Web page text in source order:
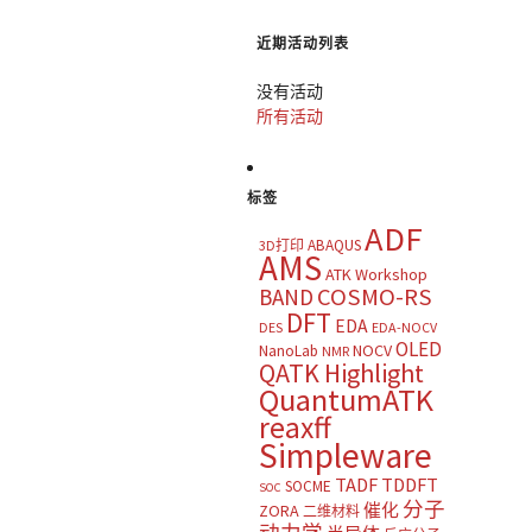
近期活动列表
没有活动
所有活动
标签
3D打印 ABAQUSADF
AMS ATK Workshop
BAND COSMO-RS
DES DFT EDA EDA-NOCV
NanoLab NMR NOCVOLED
QATK Highlight
QuantumATK
reaxff
Simpleware
SOC SOCME TADF TDDFT
ZORA 二维材料 催化 分子